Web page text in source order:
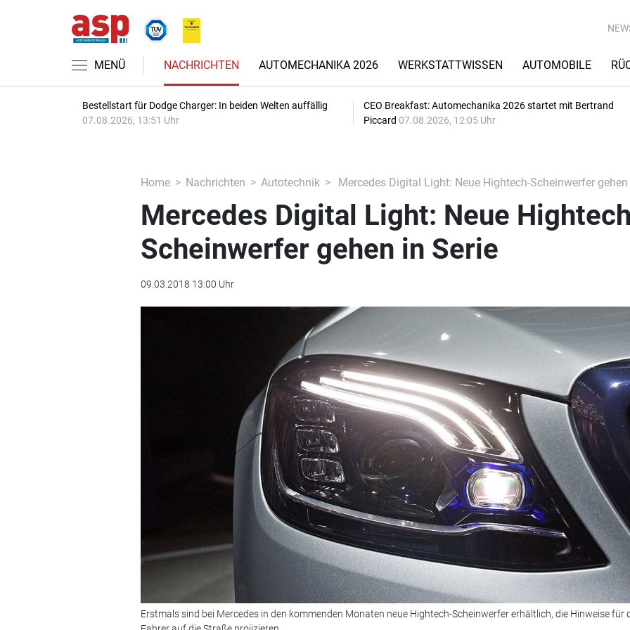
MENÜ NACHRICHTEN AUTOMECHANIKA 2026 WERKSTATTWISSEN AUTOMOBILE
Bestellstart für Dodge Charger: In beiden Welten auffällig
07.08.2026, 13:51 Uhr
CEO Breakfast: Automechanika 2026 startet mit Bertrand
Piccard 07.08.2026, 12:05 Uhr
Home Nachrichten Autotechnik Mercedes Digital Light: Neue Hightech-Scheinwerfer gehen
Mercedes Digital Light: Neue
Scheinwerfer gehen in Serie
09.03.2018 13:00 Uhr
Erstmals sind bei Mercedes in den kommenden Monaten neue Hightech-Scheinwerfer erhältlich, die Hinweise für